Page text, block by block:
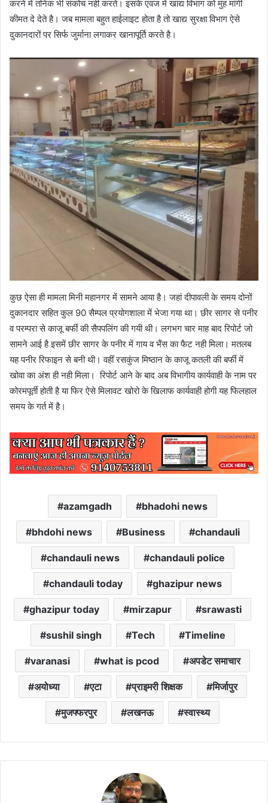
करने में तनिक भी संकोच नही करते। इसके एवज में खाद्य विभाग को मुंह मांगी
कीमत दे देते है। जब मामला बहुत हाईलाइट होता है तो खाद्य सुरक्षा विभाग ऐसे
दुकानदारों पर सिर्फ जुर्माना लगाकर खानापूर्ति करते है।
कुछ ऐसा ही मामला मिनी महानगर में सामने आया है। जहां दीपावली के समय दोनों
दुकानदार सहित कुल 90 सैम्पल प्रयोगशाला में भेजा गया था। छीर सागर से पनीर
व परम्परा से काजू बर्फी की सैपपलिंग की गयी थी। लगभग चार माह बाद रिपोर्ट जो
सामने आई है इसमें छीर सागर के पनीर में गाय व भैंस का फैट नही मिला। मतलब
यह पनीर रिफाइन से बनी थी। वहीं रसकुंज मिष्ठान के काजू कतली की बर्फी में
खोवा का अंश ही नही मिला। रिपोर्ट आने के बाद अब विभागीय कार्यवाही के नाम पर
कोरमपूर्ती होती है या फिर ऐसे मिलावट खोरो के खिलाफ कार्यवाही होगी यह फिलहाल
समय के गर्त में है।
azamgadh bhadohi news
bhdohi news Business chandauli
chandauli news chandauli police
chandauli today ghazipur news
ghazipur today mirzapur srawasti
sushil singh Tech Timeline
varanasi what is pcod अपडेट समाचार
अयोध्या एटा प्राइमरी शिक्षक मिर्जापुर
मुजफ्फरपुर लखनऊ स्वास्थ्य